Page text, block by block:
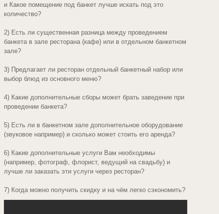
и Какое помещение под банкет лучше искать под это
количество?
2) Есть ли существенная разница между проведением
банкета в зале ресторана (кафе) или в отдельном банкетном
зале?
3) Предлагает ли ресторан отдельный банкетный набор или
выбор блюд из основного меню?
4) Какие дополнительные сборы может брать заведение при
проведении банкета?
5) Есть ли в банкетном зале дополнительное оборудование
(звуковое например) и сколько может стоить его аренда?
6) Какие дополнительные услуги Вам необходимы
(например, фотограф, флорист, ведущий на свадьбу) и
лучше ли заказать эти услуги через ресторан?
7) Когда можно получить скидку и на чём легко сэкономить?